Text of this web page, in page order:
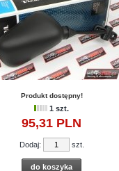
Produkt dostępny!
1 szt.
95,31 PLN
Dodaj: szt.
do koszyka